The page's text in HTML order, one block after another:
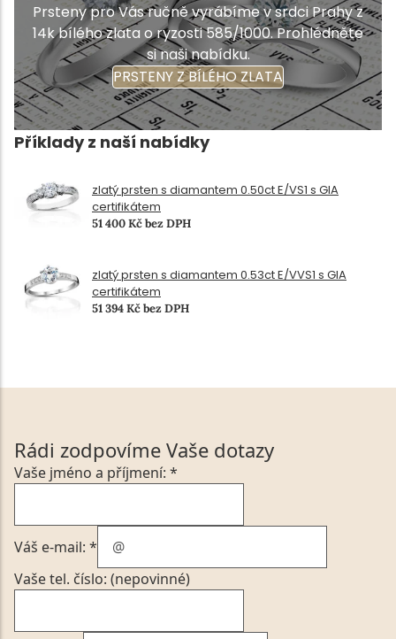
Prsteny pro Vás ručně vyrábíme v srdci Prahy z
14k bílého zlata o ryzosti 585/1000. Prohlédněte
si naši nabídku.
PRSTENY Z BÍLÉHO ZLATA
Příklady z naší nabídky
zlatý prsten s diamantem 0.50ct E/VS1 s GIA
certifikátem
51 400 Kč bez DPH
zlatý prsten s diamantem 0.53ct E/VVS1 s GIA
certifikátem
51 394 Kč bez DPH
Rádi zodpovíme Vaše dotazy
Vaše jméno a příjmení: *
Váš e-mail: *
Vaše tel. číslo: (nepovinné)